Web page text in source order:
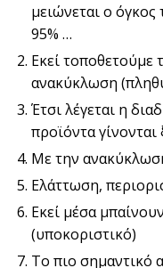
μειώνεται ο
95% …
Εκεί τοποθετούμε
ανακύκλωση
Έτσι λέγεται η
προϊόντα
Με την
Ελάττωση,
Εκεί μέσα
(υποκοριστικό)
Το πιο σημαντικό